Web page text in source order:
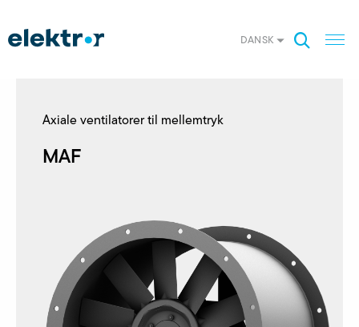
DANSK
Axiale ventilatorer til mellemtryk
MAF